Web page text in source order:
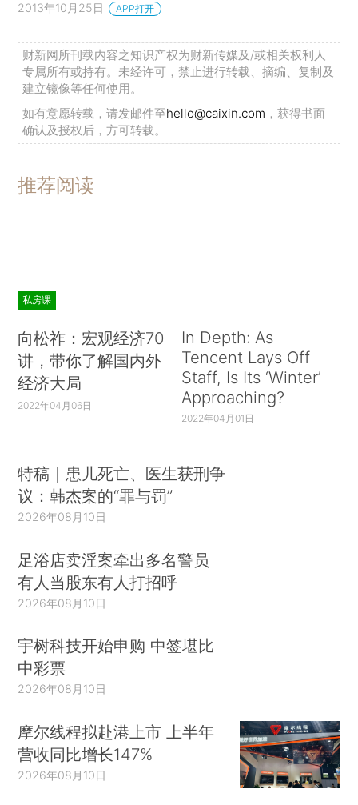
2013年10月25日 APP打开
财新网所刊载内容之知识产权为财新传媒及/或相关权利人
专属所有或持有。未经许可，禁止进行转载、摘编、复制及
建立镜像等任何使用。
如有意愿转载，请发邮件至hello@caixin.com ，获得书面
确认及授权后，方可转载。
推荐阅读
私房课
向松祚：宏观经济70
讲，带你了解国内外
经济大局
2022年04月06日
In Depth: As
Tencent Lays Off
Staff, Is Its ‘Winter’
Approaching?
2022年04月01日
特稿｜患儿死亡、医生获刑争
议：韩杰案的“罪与罚”
2026年08月10日
足浴店卖淫案牵出多名警员
有人当股东有人打招呼
2026年08月10日
宇树科技开始申购 中签堪比
中彩票
2026年08月10日
摩尔线程拟赴港上市 上半年
营收同比增长147%
2026年08月10日